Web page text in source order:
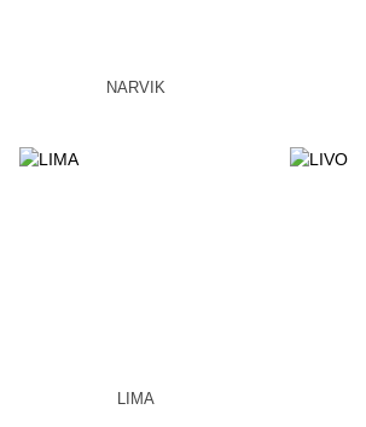
NARVIK
LIMA